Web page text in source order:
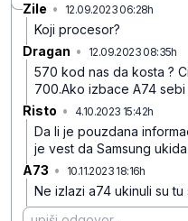
Zile • 12.09.2023 06:28h
Koji procesor?
Dragan • 12.09.2023 08:35h
570 kod nas da kosta ?
700.Ako izbace A74
Risto • 4.10.2023 15:42h
Da li je pouzdana
je vest da Samsung
A73 • 10.11.2023 18:16h
Ne izlazi a74 ukinuli su